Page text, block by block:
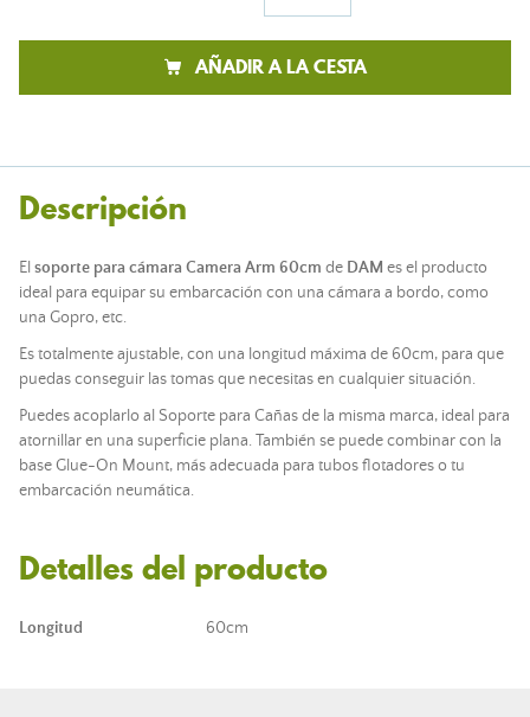
AÑADIR A LA CESTA
Descripción
El soporte para cámara Camera Arm 60cm de DAM es el producto
ideal para equipar su embarcación con una cámara a bordo, como
una Gopro, etc.
Es totalmente ajustable, con una longitud máxima de 60cm, para que
puedas conseguir las tomas que necesitas en cualquier situación.
Puedes acoplarlo al Soporte para Cañas de la misma marca, ideal para
atornillar en una superficie plana. También se puede combinar con la
base Glue-On Mount, más adecuada para tubos flotadores o tu
embarcación neumática.
Detalles del producto
Longitud 60cm